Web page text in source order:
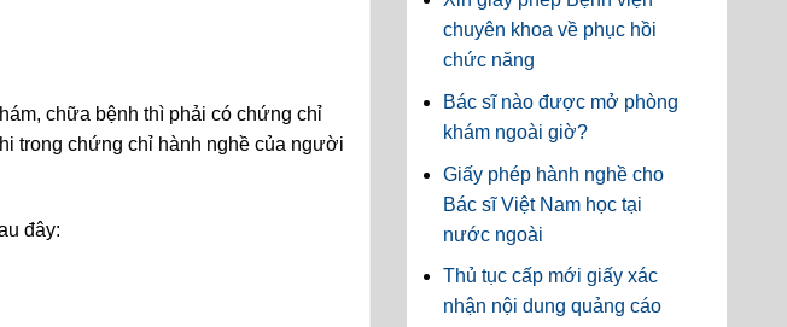
chữa bệnh thì phải có chứng chỉ
trong chứng chỉ hành nghề của người
đây:
chuyên khoa về phục hồi
chức năng
Bác sĩ nào được mở phòng
khám ngoài giờ?
Giấy phép hành nghề cho
Bác sĩ Việt Nam học tại
nước ngoài
Thủ tục cấp mới giấy xác
nhận nội dung quảng cáo